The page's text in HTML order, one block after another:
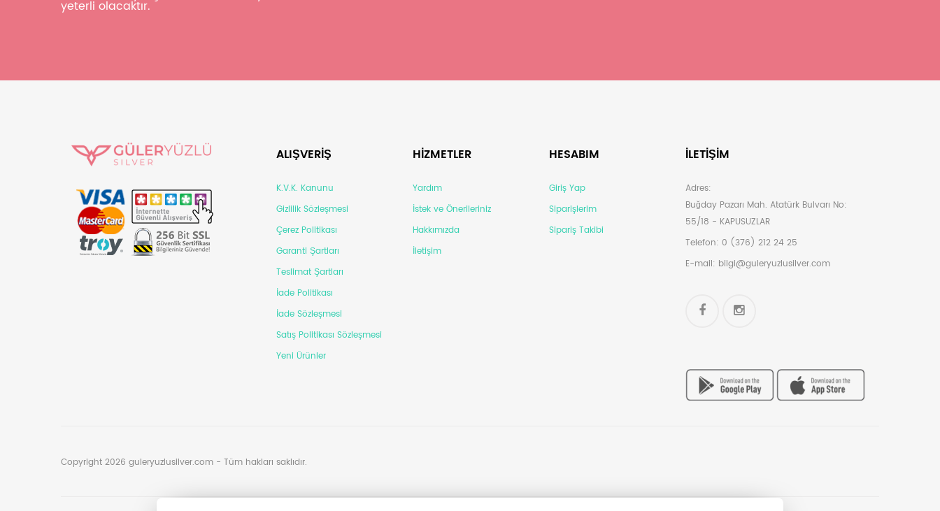
yeterli olacaktır.
ALIŞVERİŞ
K.V.K. Kanunu
Gizlilik Sözleşmesi
Çerez Politikası
Garanti Şartları
Teslimat Şartları
İade Politikası
İade Sözleşmesi
Satış Politikası Sözleşmesi
Yeni Ürünler
HİZMETLER
Yardım
İstek ve Önerileriniz
Hakkımızda
İletişim
HESABIM
Giriş Yap
Siparişlerim
Sipariş Takibi
İLETIŞIM
Adres:
Buğday Pazarı Mah. Atatürk Bulvarı No:
55/18 - KAPUSUZLAR
Telefon: 0 (376) 212 24 25
E-mail: bilgi@guleryuzlusilver.com
Copyright 2026 guleryuzlusilver.com - Tüm hakları saklıdır.